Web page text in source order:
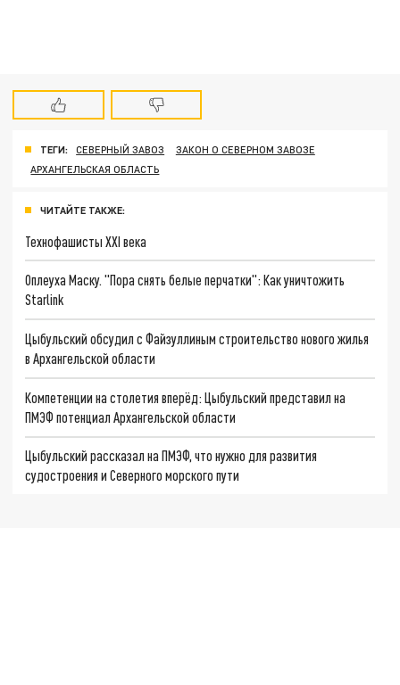
ТЕГИ: СЕВЕРНЫЙ ЗАВОЗ
ЗАКОН О СЕВЕРНОМ ЗАВОЗЕ
АРХАНГЕЛЬСКАЯ ОБЛАСТЬ
ЧИТАЙТЕ ТАКЖЕ:
Технофашисты XXI века
Оплеуха Маску. "Пора снять белые перчатки": Как уничтожить
Starlink
Цыбульский обсудил с Файзуллиным строительство нового жилья
в Архангельской области
Компетенции на столетия вперёд: Цыбульский представил на
ПМЭФ потенциал Архангельской области
Цыбульский рассказал на ПМЭФ, что нужно для развития
судостроения и Северного морского пути